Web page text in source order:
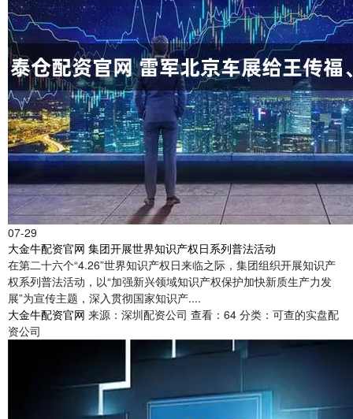
07-29
大金牛配资官网 集团开展世界知识产权日系列普法活动
在第二十六个“4.26”世界知识产权日来临之际，集团组织开展知识产
权系列普法活动，以“加强新兴领域知识产权保护加快新质生产力发
展”为宣传主题，深入贯彻国家知识产....
大金牛配资官网 来源：深圳配资公司 查看：64 分类：可查的实盘配
资公司